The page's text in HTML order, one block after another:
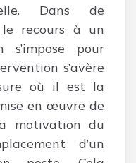
Dans de
le recours à un
pour
s’avère
où il est la
en œuvre de
motivation du
d’un